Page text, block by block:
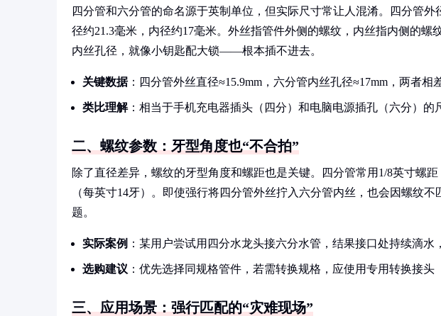
四分管和六分管的命名源于英制单位，但实际尺寸常让人混淆。四分管外
径约21.3毫米，内径约17毫米。外丝指管件外侧的螺纹，内丝指内侧的螺
内丝孔径，就像小钥匙配大锁——根本插不进去。
关键数据：四分管外丝直径≈15.9mm，六分管内丝孔径≈17mm，两者相
类比理解：相当于手机充电器插头（四分）和电脑电源插孔（六分）的
二、螺纹参数：牙型角度也“不合拍”
除了直径差异，螺纹的牙型角度和螺距也是关键。四分管常用1/8英寸螺
（每英寸14牙）。即使强行将四分管外丝拧入六分管内丝，也会因螺纹
题。
实际案例 ：某用户尝试用四分水龙头接六分水管，结果接口处持续滴水
选购建议 ：优先选择同规格管件，若需转换规格，应使用专用转换接头
三、应用场景：强行匹配的“灾难现场”